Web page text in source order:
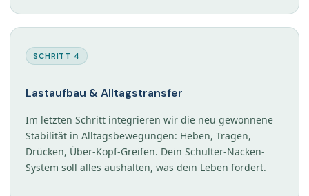
SCHRITT 4
Lastaufbau & Alltagstransfer
Im letzten Schritt integrieren wir die neu gewonnene
Stabilität in Alltagsbewegungen: Heben, Tragen,
Drücken, Über-Kopf-Greifen. Dein Schulter-Nacken-
System soll alles aushalten, was dein Leben fordert.